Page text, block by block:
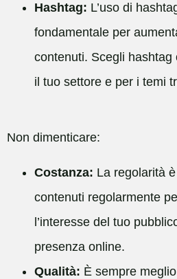
Hashtag: L’uso di
fondamentale per
contenuti. Scegli
il tuo settore e per i temi
Non dimenticare:
Costanza: La regolarità
contenuti regolarmente
l’interesse del tuo
presenza online.
Qualità: È sempre